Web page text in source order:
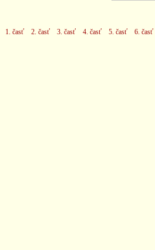
1. časť 2. časť 3. časť 4. časť 5. časť 6. časť